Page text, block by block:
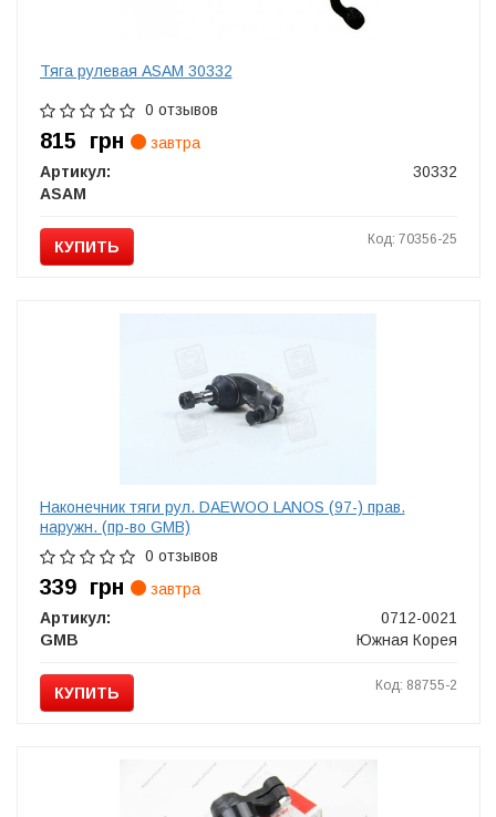
Тяга рулевая ASAM 30332
0 отзывов
815 грн
завтра
Артикул:
30332
ASAM
КУПИТЬ Код: 70356-25
Наконечник тяги рул. DAEWOO LANOS (97-) прав.
наружн. (пр-во GMB)
0 отзывов
339 грн
завтра
Артикул:
0712-0021
GMB
Южная Корея
КУПИТЬ Код: 88755-2